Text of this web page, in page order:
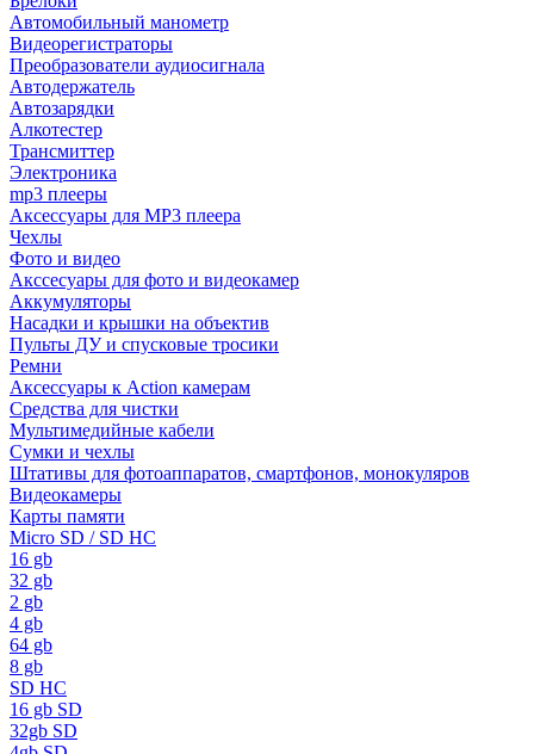
Автомобильный манометр
Видеорегистраторы
Преобразователи аудиосигнала
Автодержатель
Автозарядки
Алкотестер
Трансмиттер
Электроника
mp3 плееры
Аксессуары для MP3 плеера
Чехлы
Фото и видео
Акссесуары для фото и видеокамер
Аккумуляторы
Насадки и крышки на объектив
Пульты ДУ и спусковые тросики
Ремни
Аксессуары к Action камерам
Средства для чистки
Мультимедийные кабели
Сумки и чехлы
Штативы для фотоаппаратов, смартфонов, монокуляров
Видеокамеры
Карты памяти
Micro SD / SD HC
16 gb
32 gb
2 gb
4 gb
64 gb
8 gb
SD HC
16 gb SD
32gb SD